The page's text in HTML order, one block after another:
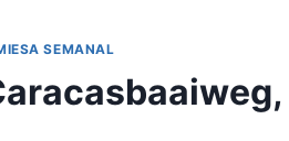
SEMANAL